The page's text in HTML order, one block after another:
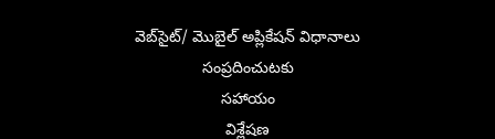
వెబ్‌సైట్/ మొబైల్ అప్లికేషన్ విధానాలు
సంప్రదించుటకు
సహాయం
విశ్లేషణ